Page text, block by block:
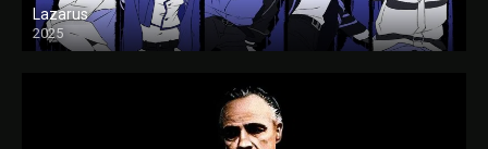
Lazarus
2025